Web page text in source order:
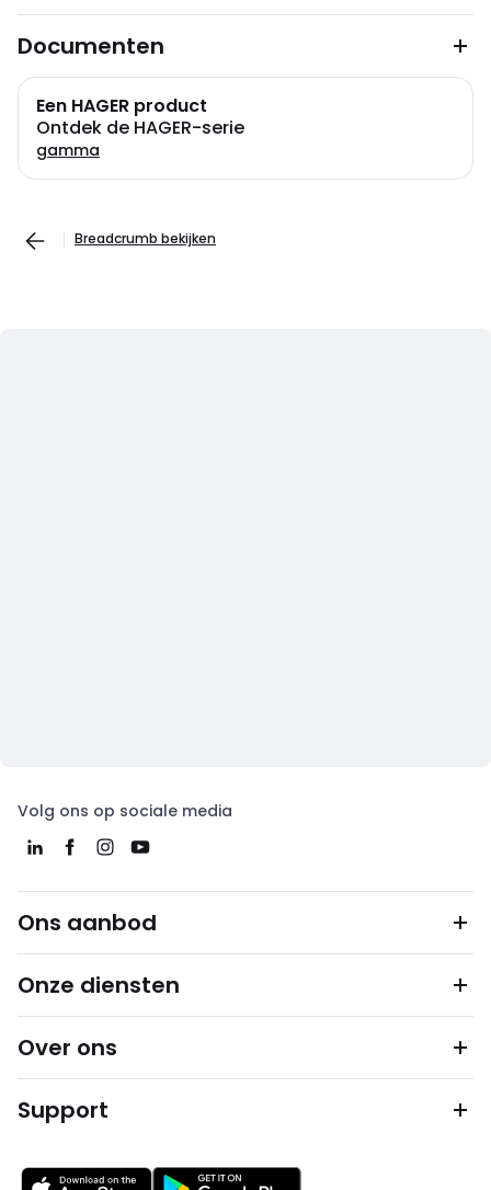
Documenten
Een HAGER product
Ontdek de HAGER-serie
gamma
Breadcrumb bekijken
Volg ons op sociale media
Ons aanbod
Onze diensten
Over ons
Support